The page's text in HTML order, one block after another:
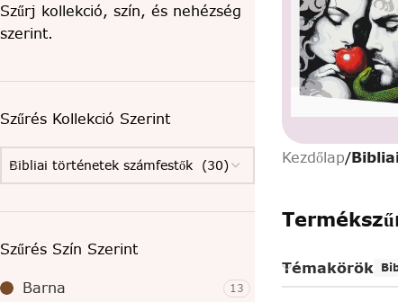
Szűrj kollekció, szín, és nehézség
szerint.
Szűrés Kollekció Szerint
Bibliai történetek számfestők (30)
Szűrés Szín Szerint
Barna
13
Kezdőlap/
Témakörök